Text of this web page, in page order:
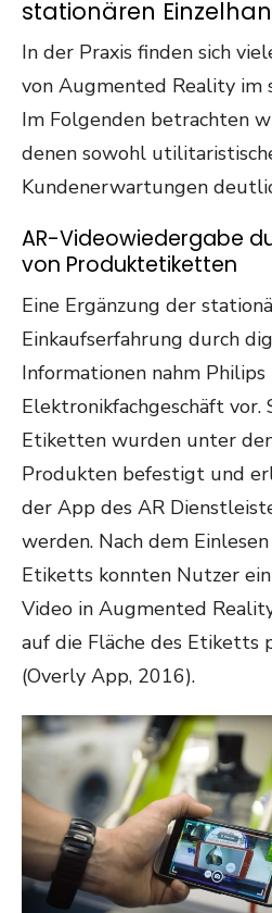
stationären
In der Praxis finden sich
von Augmented Reality im
Im Folgenden betrachten
denen sowohl
Kundenerwartungen
AR-Videowiedergabe
von Produktetiketten
Eine Ergänzung der
Einkaufserfahrung durch
Informationen nahm
Elektronikfachgeschäft
Etiketten wurden unter
Produkten befestigt und
der App des AR
werden. Nach dem
Etiketts konnten Nutzer
Video in Augmented
auf die Fläche des Etiketts
(Overly App, 2016).